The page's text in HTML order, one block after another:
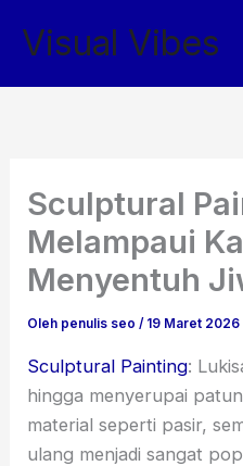
Visual Vibes
Sculptural
Melampaui
Menyentuh
Oleh penulis seo/ 19 Maret 2026
Sculptural Painting:
hingga menyerupai
material seperti pasir,
ulang menjadi sangat